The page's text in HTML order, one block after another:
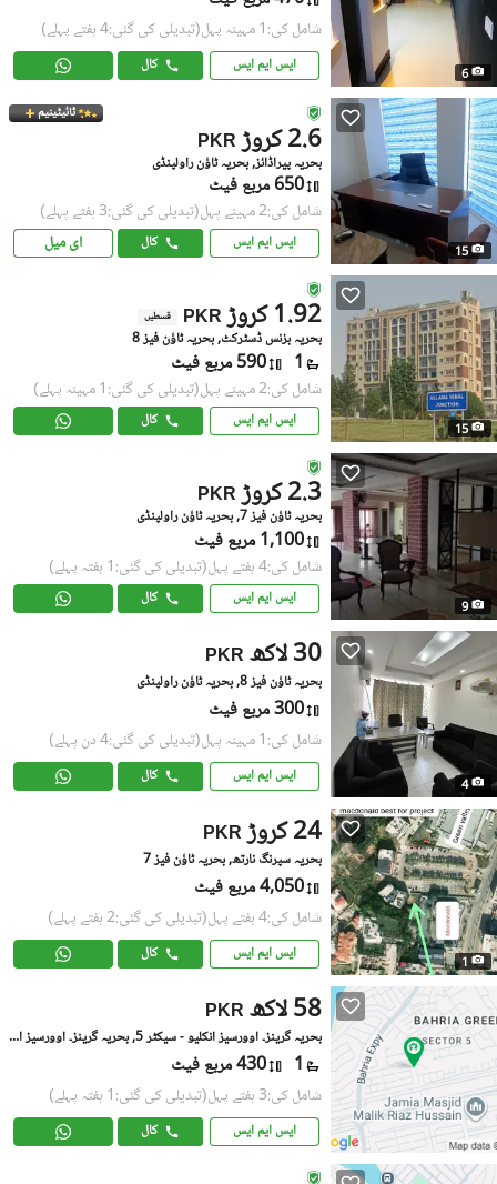
6
شامل کی:1 مہینہ پہل (تبدیلی کی گئی:4 ہفتے پہلے)
ایس ایم ایس کال
15
ٹائیٹینیم
PKR 2.6 کروڑ
بحریہ پیراڈائز, بحریہ ٹاؤن راولپنڈی
650 مربع فیٹ
شامل کی:2 مہینے پہل (تبدیلی کی گئی:3 ہفتے پہلے)
ایس ایم ایس کال ای میل
15
PKR 1.92 کروڑ قسطیں
بحریہ بزنس ڈسٹرکٹ, بحریہ ٹاؤن فیز 8
1 590 مربع فیٹ
شامل کی:2 مہینے پہل (تبدیلی کی گئی:1 مہینہ پہلے)
ایس ایم ایس کال
9
PKR 2.3 کروڑ
بحریہ ٹاؤن فیز 7, بحریہ ٹاؤن راولپنڈی
1,100 مربع فیٹ
شامل کی:4 ہفتے پہل (تبدیلی کی گئی:1 ہفتہ پہلے)
ایس ایم ایس کال
4
PKR 30 لاکھ
بحریہ ٹاؤن فیز 8, بحریہ ٹاؤن راولپنڈی
300 مربع فیٹ
شامل کی:1 مہینہ پہل (تبدیلی کی گئی:4 دن پہلے)
ایس ایم ایس کال
1
PKR 24 کروڑ
بحریہ سپرنگ نارتھ, بحریہ ٹاؤن فیز 7
4,050 مربع فیٹ
شامل کی:4 ہفتے پہل (تبدیلی کی گئی:2 ہفتے پہلے)
ایس ایم ایس کال
PKR 58 لاکھ
بحریہ گرینز۔ اوورسیز انکلیو - سیکٹر 5, بحریہ گرینز۔ اوورسیز انکلیو
1 430 مربع فیٹ
شامل کی:3 ہفتے پہل (تبدیلی کی گئی:1 ہفتہ پہلے)
ایس ایم ایس کال